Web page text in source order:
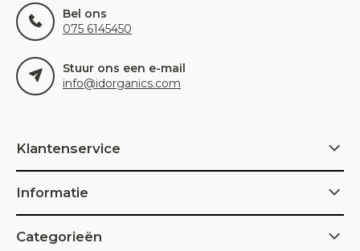
Bel ons
075 6145450
Stuur ons een e-mail
info@idorganics.com
Klantenservice
Informatie
Categorieën